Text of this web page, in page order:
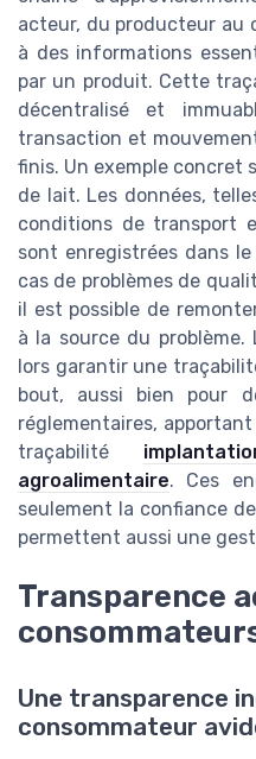
acteur, du producteur au
à des informations
par un produit. Cette
décentralisé et
transaction et
finis. Un exemple concret
de lait. Les données,
conditions de transport
sont enregistrées dans
cas de problèmes de
il est possible de
à la source du
lors garantir une
bout, aussi bien pour
réglementaires,
traçabilité
agroalimentaire. Ces
seulement la confiance
permettent aussi une
Transparence
Une transparence
consommateur